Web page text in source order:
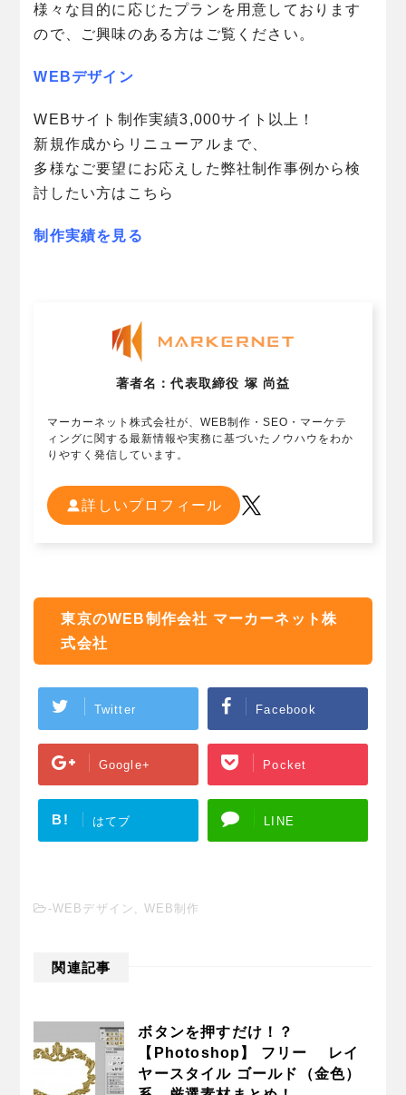
様々な目的に応じたプランを用意しております
ので、ご興味のある方はご覧ください。
WEBデザイン
WEBサイト制作実績3,000サイト以上！
新規作成からリニューアルまで、
多様なご要望にお応えした弊社制作事例から検
討したい方はこちら
制作実績を見る
著者名：代表取締役 塚 尚益
マーカーネット株式会社が、WEB制作・SEO・マーケテ
ィングに関する最新情報や実務に基づいたノウハウをわか
りやすく発信しています。
詳しいプロフィール
東京のWEB制作会社 マーカーネット株
式会社
Twitter Facebook
Google+ Pocket
B! はてブ LINE
-WEBデザイン WEB制作
関連記事
ボタンを押すだけ！？
【Photoshop】 フリー レイ
ヤースタイル ゴールド（金色）